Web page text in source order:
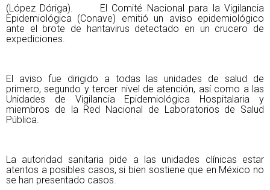
(López Dóriga). El Comité Nacional para la Vigilancia
Epidemiológica (Conave) emitió un aviso epidemiológico
ante el brote de hantavirus detectado en un crucero de
expediciones.
El aviso fue dirigido a todas las unidades de salud de
primero, segundo y tercer nivel de atención, así como a las
Unidades de Vigilancia Epidemiológica Hospitalaria y
miembros de la Red Nacional de Laboratorios de Salud
Pública.
La autoridad sanitaria pide a las unidades clínicas estar
atentos a posibles casos, si bien sostiene que en México no
se han presentado casos.